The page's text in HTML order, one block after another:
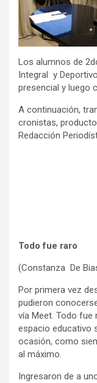
Los alumnos de
Integral y
presencial y luego
A continuación,
cronistas,
Redacción
Todo fue raro
(Constanza De
Por primera vez
pudieron
vía Meet. Todo fue
espacio educativo
ocasión, como
al máximo.
Ingresaron de a